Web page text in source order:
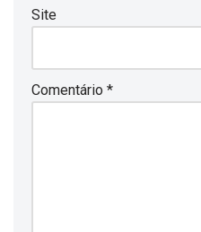
Site
Comentário *